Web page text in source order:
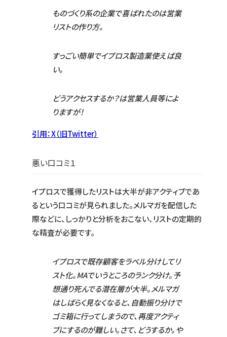
ものづくり系の企業で喜ばれたのは営業
リストの作り方。
すっごい簡単でイプロス製造業使えば良
い。
どうアクセスするか？は営業人員等によ
りますが！
引用：X（旧Twitter）
悪い口コミ１
イプロスで獲得したリストは大半が非アクティブであ
るという口コミが見られました。メルマガを配信した
際などに、しっかりと分析をおこない、リストの定期的
な精査が必要です。
イプロスで既存顧客をラベル分けしてリ
スト化。MAでいうところのランク分け。予
想通り死んでる潜在層が大半。メルマガ
はしばらく見なくなると、自動振り分けで
ゴミ箱に行ってしまうので、再度アクティ
ブにするのが難しい。さて、どうするか。や